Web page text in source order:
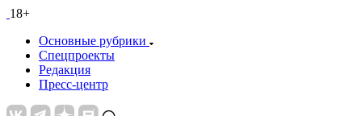
18+
Основные рубрики
Спецпроекты
Редакция
Пресс-центр